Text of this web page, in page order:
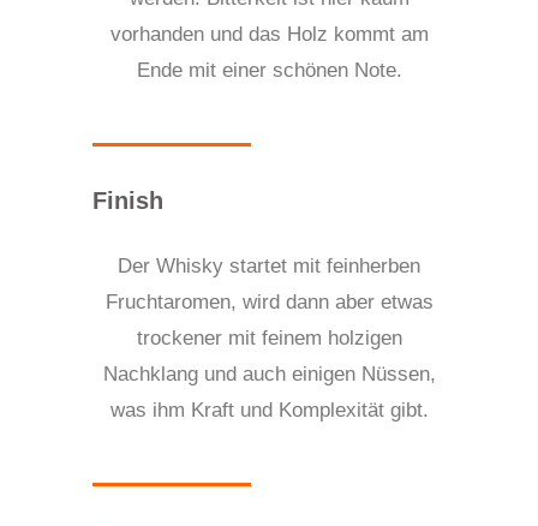
vorhanden und das Holz kommt am
Ende mit einer schönen Note.
Finish
Der Whisky startet mit feinherben
Fruchtaromen, wird dann aber etwas
trockener mit feinem holzigen
Nachklang und auch einigen Nüssen,
was ihm Kraft und Komplexität gibt.